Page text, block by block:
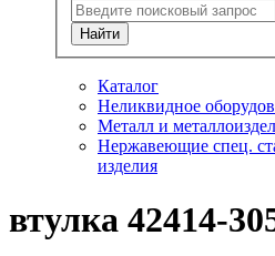
Найти
Каталог
Неликвидное
Металл и
Нержавеющие спец.
изделия
втулка 42414-